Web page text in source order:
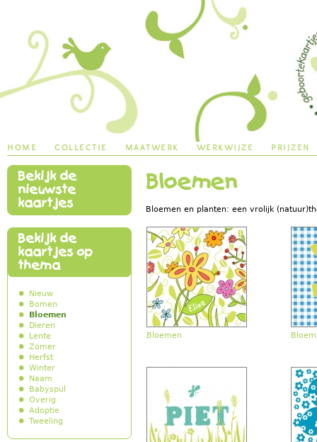
Bloemen
Bloemen en planten: een vrolijk
Bloemen
main menu
home collectie maatwerk werkwijze prijzen
Bekijk de
nieuwste
kaartjes
Bekijk de
kaartjes op
thema
Nieuw
Bomen
Bloemen
Dieren
Lente
Zomer
Herfst
Winter
Naam
Babyspul
Overig
Adoptie
Tweeling